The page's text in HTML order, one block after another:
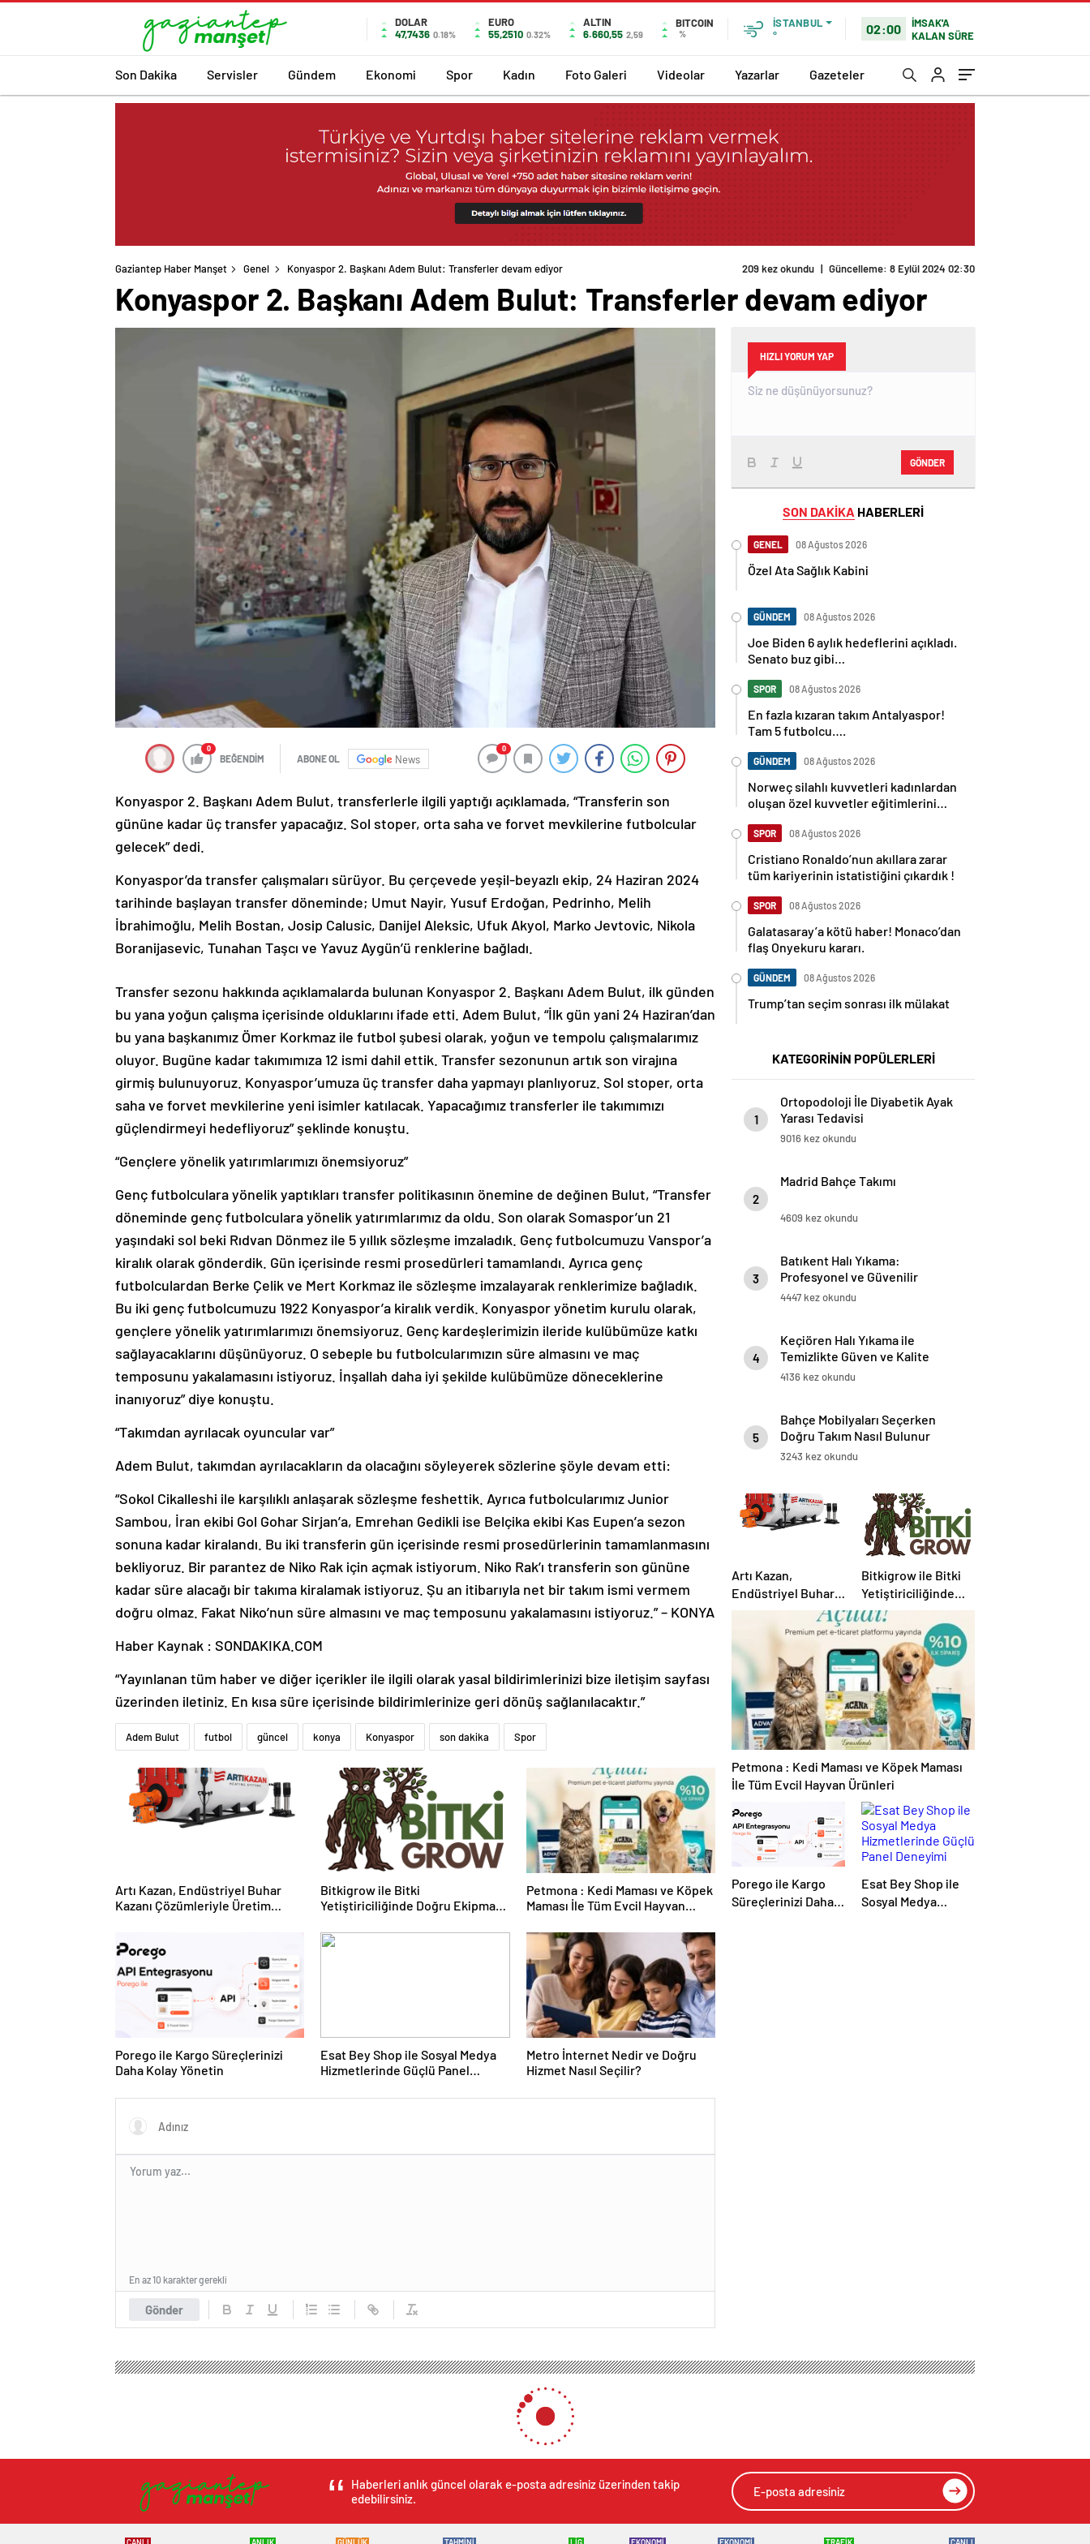
DOLAR
47,7436 0.18%
EURO
55,2510 0.32%
ALTIN
6.660,55 2,59
BITCOIN
%
İSTANBUL
°
02:00
İMSAK'A
KALAN SÜRE
Son Dakika Servisler Gündem Ekonomi Spor Kadın Foto Galeri Videolar Yazarlar Gazeteler
Gaziantep Haber Manşet Genel Konyaspor 2. Başkanı Adem Bulut: Transferler devam ediyor 209 kez okundu | Güncelleme: 8 Eylül 2024 02:30
Konyaspor 2. Başkanı Adem Bulut: Transferler devam ediyor
0
BEĞENDİM ABONE OL News
0
Konyaspor 2. Başkanı Adem Bulut, transferlerle ilgili yaptığı açıklamada, “Transferin son
gününe kadar üç transfer yapacağız. Sol stoper, orta saha ve forvet mevkilerine futbolcular
gelecek” dedi.
Konyaspor’da transfer çalışmaları sürüyor. Bu çerçevede yeşil-beyazlı ekip, 24 Haziran 2024
tarihinde başlayan transfer döneminde; Umut Nayir, Yusuf Erdoğan, Pedrinho, Melih
İbrahimoğlu, Melih Bostan, Josip Calusic, Danijel Aleksic, Ufuk Akyol, Marko Jevtovic, Nikola
Boranijasevic, Tunahan Taşcı ve Yavuz Aygün’ü renklerine bağladı.
Transfer sezonu hakkında açıklamalarda bulunan Konyaspor 2. Başkanı Adem Bulut, ilk günden
bu yana yoğun çalışma içerisinde olduklarını ifade etti. Adem Bulut, “İlk gün yani 24 Haziran’dan
bu yana başkanımız Ömer Korkmaz ile futbol şubesi olarak, yoğun ve tempolu çalışmalarımız
oluyor. Bugüne kadar takımımıza 12 ismi dahil ettik. Transfer sezonunun artık son virajına
girmiş bulunuyoruz. Konyaspor’umuza üç transfer daha yapmayı planlıyoruz. Sol stoper, orta
saha ve forvet mevkilerine yeni isimler katılacak. Yapacağımız transferler ile takımımızı
güçlendirmeyi hedefliyoruz” şeklinde konuştu.
“Gençlere yönelik yatırımlarımızı önemsiyoruz”
Genç futbolculara yönelik yaptıkları transfer politikasının önemine de değinen Bulut, “Transfer
döneminde genç futbolculara yönelik yatırımlarımız da oldu. Son olarak Somaspor’un 21
yaşındaki sol beki Rıdvan Dönmez ile 5 yıllık sözleşme imzaladık. Genç futbolcumuzu Vanspor’a
kiralık olarak gönderdik. Gün içerisinde resmi prosedürleri tamamlandı. Ayrıca genç
futbolculardan Berke Çelik ve Mert Korkmaz ile sözleşme imzalayarak renklerimize bağladık.
Bu iki genç futbolcumuzu 1922 Konyaspor’a kiralık verdik. Konyaspor yönetim kurulu olarak,
gençlere yönelik yatırımlarımızı önemsiyoruz. Genç kardeşlerimizin ileride kulübümüze katkı
sağlayacaklarını düşünüyoruz. O sebeple bu futbolcularımızın süre almasını ve maç
temposunu yakalamasını istiyoruz. İnşallah daha iyi şekilde kulübümüze döneceklerine
inanıyoruz” diye konuştu.
“Takımdan ayrılacak oyuncular var”
Adem Bulut, takımdan ayrılacakların da olacağını söyleyerek sözlerine şöyle devam etti:
“Sokol Cikalleshi ile karşılıklı anlaşarak sözleşme feshettik. Ayrıca futbolcularımız Junior
Sambou, İran ekibi Gol Gohar Sirjan’a, Emrehan Gedikli ise Belçika ekibi Kas Eupen’a sezon
sonuna kadar kiralandı. Bu iki transferin gün içerisinde resmi prosedürlerinin tamamlanmasını
bekliyoruz. Bir parantez de Niko Rak için açmak istiyorum. Niko Rak’ı transferin son gününe
kadar süre alacağı bir takıma kiralamak istiyoruz. Şu an itibarıyla net bir takım ismi vermem
doğru olmaz. Fakat Niko’nun süre almasını ve maç temposunu yakalamasını istiyoruz.” – KONYA
Haber Kaynak : SONDAKIKA.COM
“Yayınlanan tüm haber ve diğer içerikler ile ilgili olarak yasal bildirimlerinizi bize iletişim sayfası
üzerinden iletiniz. En kısa süre içerisinde bildirimlerinize geri dönüş sağlanılacaktır.”
Adem Bulut futbol güncel konya Konyaspor son dakika Spor
Artı Kazan, Endüstriyel Buhar
Kazanı Çözümleriyle Üretim
Bitkigrow ile Bitki
Yetiştiriciliğinde Doğru Ekipman
Petmona : Kedi Maması ve Köpek
Maması İle Tüm Evcil Hayvan
Porego ile Kargo Süreçlerinizi
Daha Kolay Yönetin
Esat Bey Shop ile Sosyal Medya
Hizmetlerinde Güçlü Panel
Metro İnternet Nedir ve Doğru
Hizmet Nasıl Seçilir?
Gönder
En az 10 karakter gerekli
HIZLI YORUM YAP
GÖNDER
SON DAKİKA HABERLERİ
GENEL 08 Ağustos 2026
Özel Ata Sağlık Kabini
GÜNDEM 08 Ağustos 2026
Joe Biden 6 aylık hedeflerini açıkladı.
Senato buz gibi…
SPOR 08 Ağustos 2026
En fazla kızaran takım Antalyaspor!
Tam 5 futbolcu….
GÜNDEM 08 Ağustos 2026
Norweç silahlı kuvvetleri kadınlardan
oluşan özel kuvvetler eğitimlerini
SPOR 08 Ağustos 2026
Cristiano Ronaldo’nun akıllara zarar
tüm kariyerinin istatistiğini çıkardık !
SPOR 08 Ağustos 2026
Galatasaray’a kötü haber! Monaco’dan
flaş Onyekuru kararı.
GÜNDEM 08 Ağustos 2026
Trump’tan seçim sonrası ilk mülakat
KATEGORİNİN POPÜLERLERİ
1
Ortopodoloji İle Diyabetik Ayak
Yarası Tedavisi
9016 kez okundu
2
Madrid Bahçe Takımı
4609 kez okundu
3
Batıkent Halı Yıkama:
Profesyonel ve Güvenilir
Hizmetler
4447 kez okundu
4
Keçiören Halı Yıkama ile
Temizlikte Güven ve Kalite
4136 kez okundu
5
Bahçe Mobilyaları Seçerken
Doğru Takım Nasıl Bulunur
3243 kez okundu
Artı Kazan,
Endüstriyel Buhar
Kazanı
Çözümleriyle
Üretim Tesislerine
Verimli Sistemler
Sunuyor
Bitkigrow ile Bitki
Yetiştiriciliğinde
Doğru Ekipman ve
Ürün Seçimi
Petmona : Kedi Maması ve Köpek Maması
İle Tüm Evcil Hayvan Ürünleri
Porego ile Kargo
Süreçlerinizi Daha
Esat Bey Shop ile
Sosyal Medya
Haberleri anlık güncel olarak e-posta adresiniz üzerinden takip
edebilirsiniz.